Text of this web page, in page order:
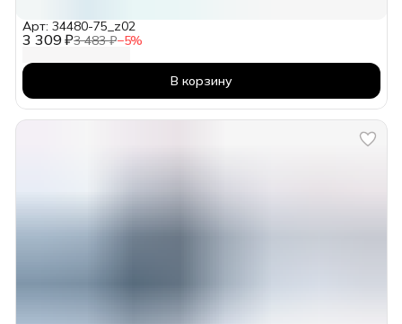
3 309 ₽3 483 ₽−5%
Арт: 34480-75_z02
В корзину